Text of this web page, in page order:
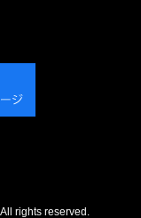
rights reserved.